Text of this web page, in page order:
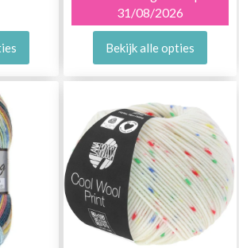
31/08/2026
Bekijk alle opties